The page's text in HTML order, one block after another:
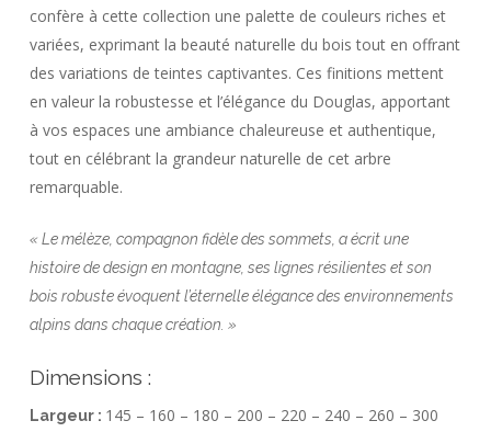
confère à cette collection une palette de couleurs riches et
variées, exprimant la beauté naturelle du bois tout en offrant
des variations de teintes captivantes. Ces finitions mettent
en valeur la robustesse et l’élégance du Douglas, apportant
à vos espaces une ambiance chaleureuse et authentique,
tout en célébrant la grandeur naturelle de cet arbre
remarquable.
« Le mélèze, compagnon fidèle des sommets, a écrit une
histoire de design en montagne, ses lignes résilientes et son
bois robuste évoquent l’éternelle élégance des environnements
alpins dans chaque création. »
Dimensions :
Largeur : 145 – 160 – 180 – 200 – 220 – 240 – 260 – 300